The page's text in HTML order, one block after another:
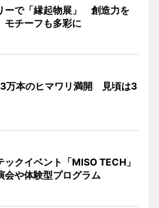
ーで「縁起物展」 創造力を
モチーフも多彩に
万本のヒマワリ満開 見頃は3
ックイベント「MISO TECH」
や体験型プログラム